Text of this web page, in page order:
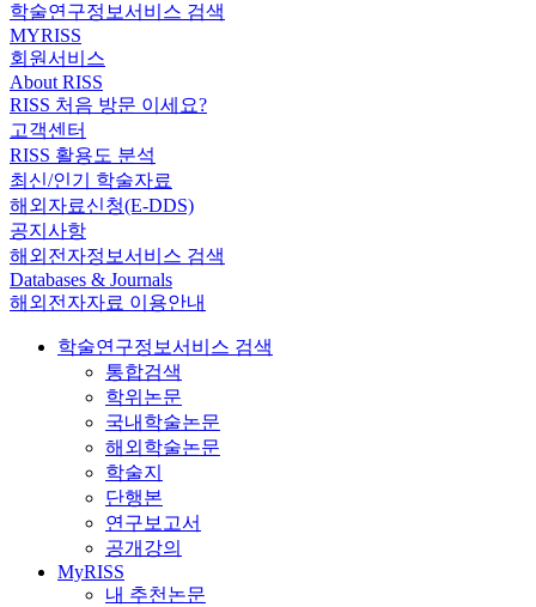
학술연구정보서비스 검색
MYRISS
회원서비스
About RISS
RISS 처음 방문 이세요?
고객센터
RISS 활용도 분석
최신/인기 학술자료
해외자료신청(E-DDS)
공지사항
해외전자정보서비스 검색
Databases & Journals
해외전자자료 이용안내
학술연구정보서비스 검색
통합검색
학위논문
국내학술논문
해외학술논문
학술지
단행본
연구보고서
공개강의
MyRISS
내 추천논문